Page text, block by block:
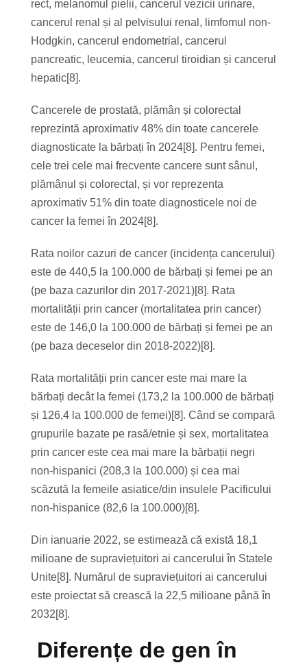
rect, melanomul pielii, cancerul vezicii urinare,
cancerul renal și al pelvisului renal, limfomul non-
Hodgkin, cancerul endometrial, cancerul
pancreatic, leucemia, cancerul tiroidian și cancerul
hepatic[8].
Cancerele de prostată, plămân și colorectal
reprezintă aproximativ 48% din toate cancerele
diagnosticate la bărbați în 2024[8]. Pentru femei,
cele trei cele mai frecvente cancere sunt sânul,
plămânul și colorectal, și vor reprezenta
aproximativ 51% din toate diagnosticele noi de
cancer la femei în 2024[8].
Rata noilor cazuri de cancer (incidența cancerului)
este de 440,5 la 100.000 de bărbați și femei pe an
(pe baza cazurilor din 2017-2021)[8]. Rata
mortalității prin cancer (mortalitatea prin cancer)
este de 146,0 la 100.000 de bărbați și femei pe an
(pe baza deceselor din 2018-2022)[8].
Rata mortalității prin cancer este mai mare la
bărbați decât la femei (173,2 la 100.000 de bărbați
și 126,4 la 100.000 de femei)[8]. Când se compară
grupurile bazate pe rasă/etnie și sex, mortalitatea
prin cancer este cea mai mare la bărbații negri
non-hispanici (208,3 la 100.000) și cea mai
scăzută la femeile asiatice/din insulele Pacificului
non-hispanice (82,6 la 100.000)[8].
Din ianuarie 2022, se estimează că există 18,1
milioane de supraviețuitori ai cancerului în Statele
Unite[8]. Numărul de supraviețuitori ai cancerului
este proiectat să crească la 22,5 milioane până în
2032[8].
Diferențe de gen în